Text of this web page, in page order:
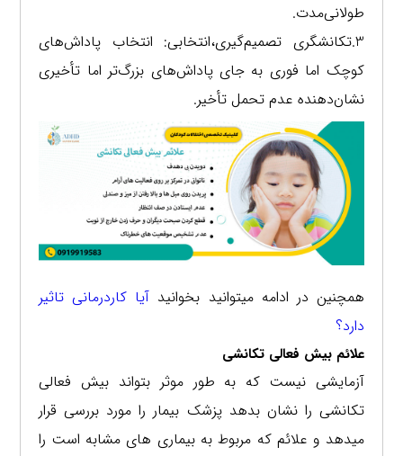
طولانی‌مدت.
3.تکانشگری تصمیم‌گیری،انتخابی: انتخاب پاداش‌های
کوچک اما فوری به جای پاداش‌های بزرگ‌تر اما تأخیری
نشان‌دهنده عدم تحمل تأخیر.
همچنین در ادامه میتوانید بخوانید آیا کاردرمانی تاثیر
دارد؟
علائم بیش فعالی تکانشی
آزمایشی نیست که به طور موثر بتواند بیش فعالی
تکانشی را نشان بدهد پزشک بیمار را مورد بررسی قرار
میدهد و علائم که مربوط به بیماری های مشابه است را